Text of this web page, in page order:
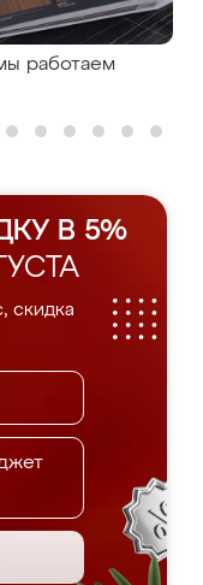
работаем
В 5%
скидка